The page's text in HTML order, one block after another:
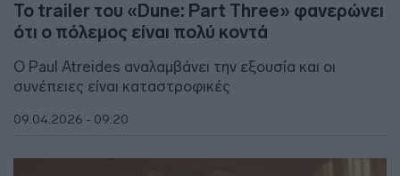
Το trailer του «Dune: Part Three» φανερώνει
ότι ο πόλεμος είναι πολύ κoντά
O Paul Atreides αναλαμβάνει την εξουσία και οι
συνέπειες είναι καταστροφικές
09.04.2026 - 09:20